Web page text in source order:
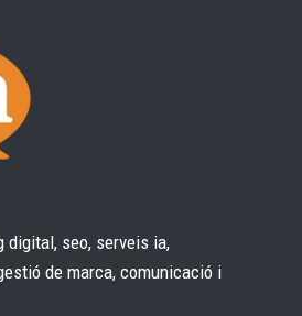
digital, seo, serveis ia,
de marca, comunicació i